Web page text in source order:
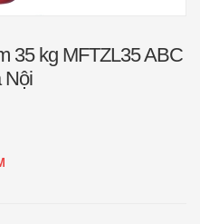
35 kg MFTZL35 ABC
Nội